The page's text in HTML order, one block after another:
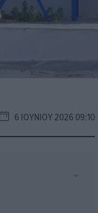
6 ΙΟΥΝΊΟΥ 2026 09:10
⌄